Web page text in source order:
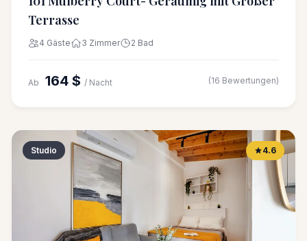
Terrasse
4 Gäste 3 Zimmer 2 Bad
Ab 164 $ / Nacht (16 Bewertungen)
Studio 4.6